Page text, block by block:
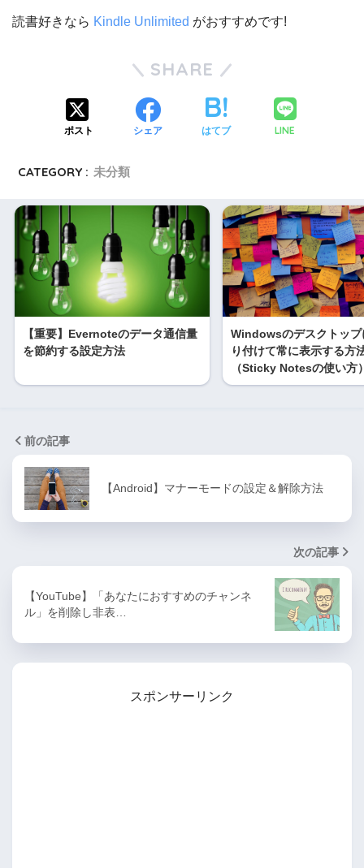
読書好きなら Kindle Unlimited がおすすめです!
SHARE
ポスト シェア はてブ LINE
CATEGORY : 未分類
【重要】Evernoteのデータ通信量
を節約する設定方法
Windowsのデスクトップ
り付けて常に表示する方
（Sticky Notesの使い方
前の記事
【Android】マナーモードの設定＆解除方法
次の記事
【YouTube】「あなたにおすすめのチャンネ
ル」を削除し非表…
スポンサーリンク